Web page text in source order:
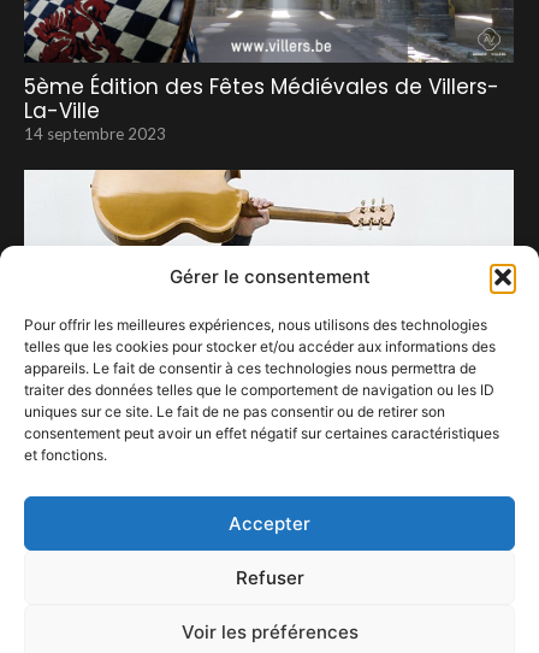
Gérer le consentement
Pour offrir les meilleures expériences, nous utilisons des technologies
telles que les cookies pour stocker et/ou accéder aux informations des
appareils. Le fait de consentir à ces technologies nous permettra de
traiter des données telles que le comportement de navigation ou les ID
uniques sur ce site. Le fait de ne pas consentir ou de retirer son
consentement peut avoir un effet négatif sur certaines caractéristiques
et fonctions.
Accepter
Refuser
Voir les préférences
5ème Édition des Fêtes Médiévales de Villers-
La-Ville
14 septembre 2023
23 février 2024